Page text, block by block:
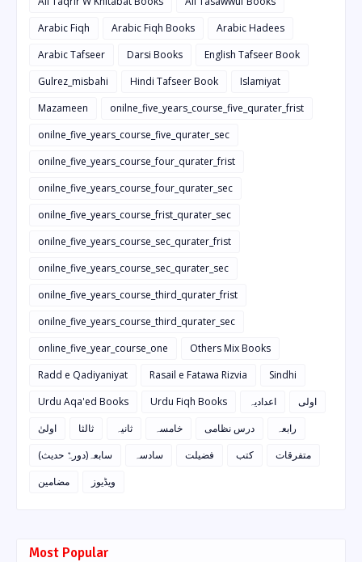
Arabic Fiqh
Arabic Fiqh Books
Arabic Hadees
Arabic Tafseer
Darsi Books
English Tafseer Book
Gulrez_misbahi
Hindi Tafseer Book
Islamiyat
Mazameen
onilne_five_years_course_five_qurater_frist
onilne_five_years_course_five_qurater_sec
onilne_five_years_course_four_qurater_frist
onilne_five_years_course_four_qurater_sec
onilne_five_years_course_frist_qurater_sec
onilne_five_years_course_sec_qurater_frist
onilne_five_years_course_sec_qurater_sec
onilne_five_years_course_third_qurater_frist
onilne_five_years_course_third_qurater_sec
online_five_year_course_one
Others Mix Books
Radd e Qadiyaniyat
Rasail e Fatawa Rizvia
Sindhi
Urdu Aqa'ed Books
Urdu Fiqh Books اعدادیہ
اولی
اولیٰ
ثالثا ثانیہ خامسہ درس نظامی
رابعہ
سابعہ(دورہٌ حدیث)
سادسہ فضیلت کتب
متفرقات
مضامین
ویڈیوز
Most Popular